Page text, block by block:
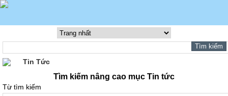
Tin Tức
Tìm kiếm nâng cao mục Tin tức
Từ tìm kiếm